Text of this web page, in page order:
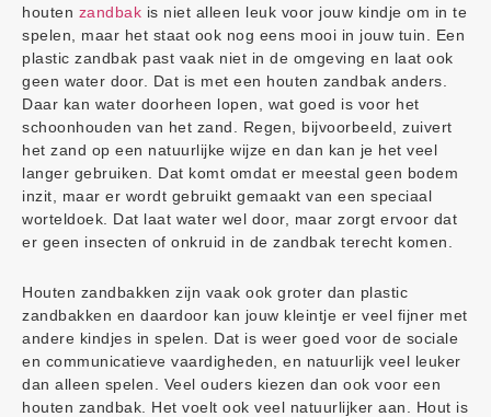
houten zandbak is niet alleen leuk voor jouw kindje om in te
spelen, maar het staat ook nog eens mooi in jouw tuin. Een
plastic zandbak past vaak niet in de omgeving en laat ook
geen water door. Dat is met een houten zandbak anders.
Daar kan water doorheen lopen, wat goed is voor het
schoonhouden van het zand. Regen, bijvoorbeeld, zuivert
het zand op een natuurlijke wijze en dan kan je het veel
langer gebruiken. Dat komt omdat er meestal geen bodem
inzit, maar er wordt gebruikt gemaakt van een speciaal
worteldoek. Dat laat water wel door, maar zorgt ervoor dat
er geen insecten of onkruid in de zandbak terecht komen.
Houten zandbakken zijn vaak ook groter dan plastic
zandbakken en daardoor kan jouw kleintje er veel fijner met
andere kindjes in spelen. Dat is weer goed voor de sociale
en communicatieve vaardigheden, en natuurlijk veel leuker
dan alleen spelen. Veel ouders kiezen dan ook voor een
houten zandbak. Het voelt ook veel natuurlijker aan. Hout is